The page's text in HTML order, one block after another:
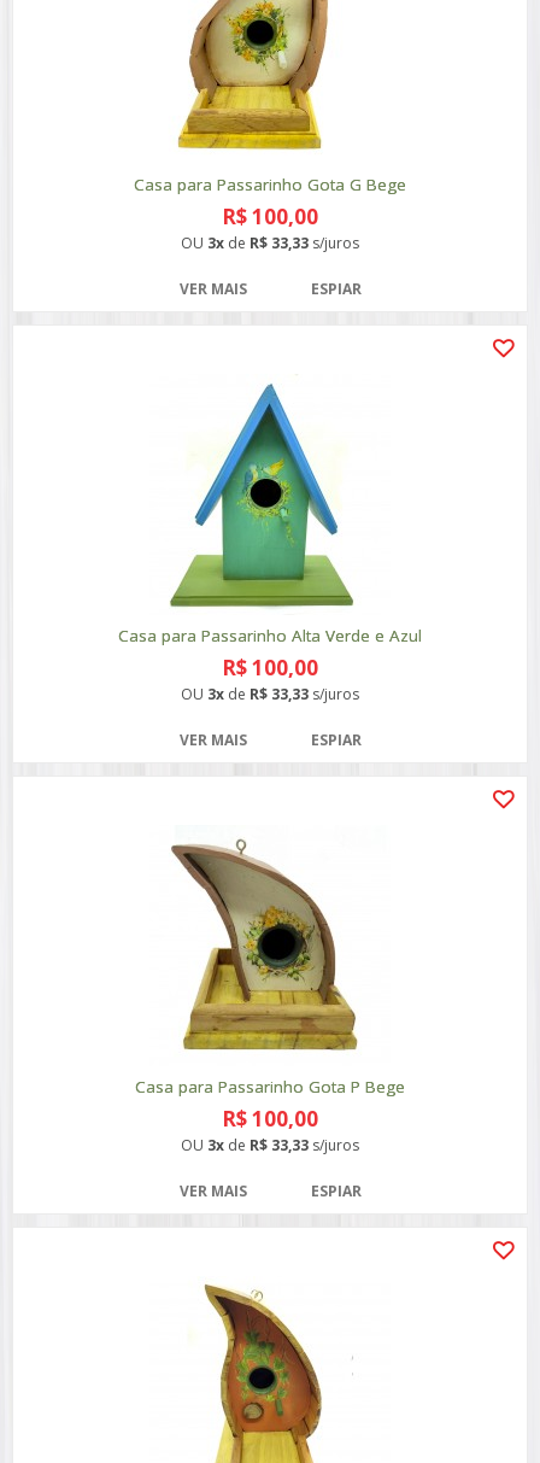
Casa para Passarinho Gota G Bege
R$ 100,00
OU 3x de R$ 33,33 s/juros
VER MAIS ESPIAR
Casa para Passarinho Alta Verde e Azul
R$ 100,00
OU 3x de R$ 33,33 s/juros
VER MAIS ESPIAR
Casa para Passarinho Gota P Bege
R$ 100,00
OU 3x de R$ 33,33 s/juros
VER MAIS ESPIAR